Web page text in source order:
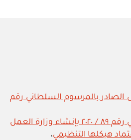
الصادر بالمرسوم السلطاني رقم
المرسوم السلطاني رقم ٨٩ / ٢٠٢٠ بإنشاء وزارة العمل
هيكلها التنظيمي،